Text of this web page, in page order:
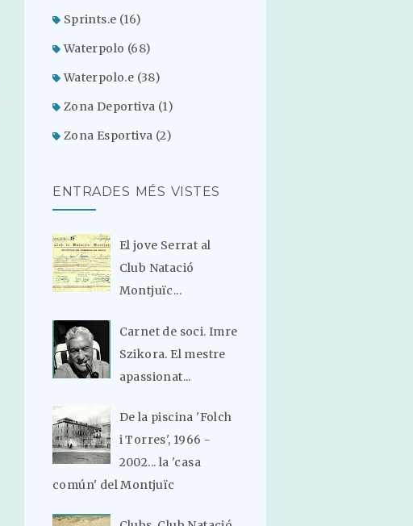
Sprints.e (16)
Waterpolo (68)
Waterpolo.e (38)
Zona Deportiva (1)
Zona Esportiva (2)
ENTRADES MÉS VISTES
El jove Serrat al
Club Natació
Montjuïc...
Carnet de soci. Imre
Szikora. El mestre
apassionat...
De la piscina 'Folch
i Torres', 1966 -
2002... la 'casa
común' del Montjuïc